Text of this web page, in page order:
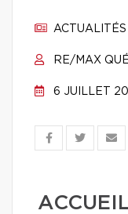
ACTUALITÉS
RE/MAX
6 JUILLET